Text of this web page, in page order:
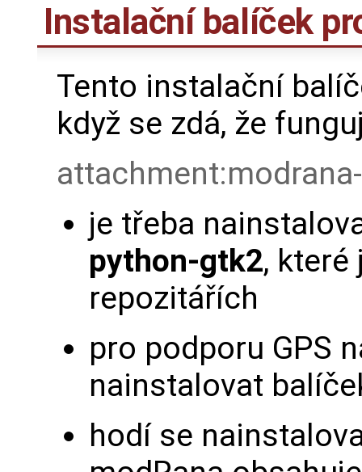
Instalační balíček
Tento instalační
když se zdá, že
je třeba
python-gtk2, které
repozitářích
pro podporu GPS
nainstalovat
hodí se